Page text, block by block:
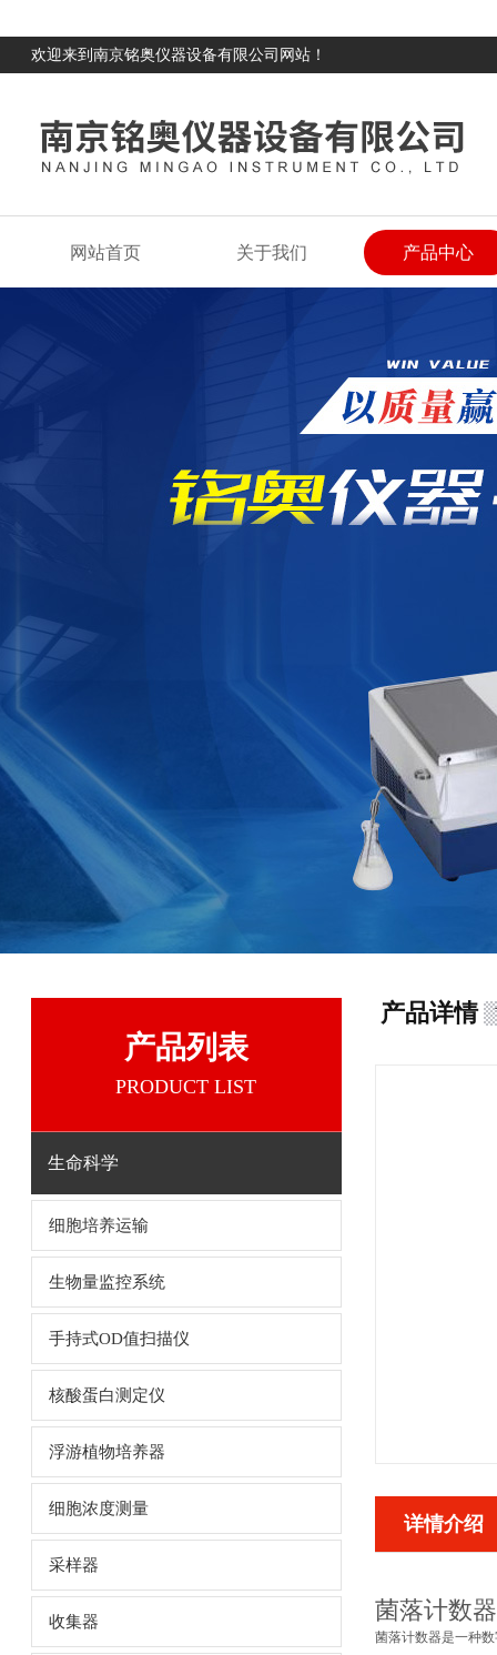
欢迎来到南京铭奥仪器设备有限公司网站！
网站首页 关于我们 产品中心
产品列表
PRODUCT LIST
生命科学
细胞培养运输
生物量监控系统
手持式OD值扫描仪
核酸蛋白测定仪
浮游植物培养器
细胞浓度测量
采样器
收集器
产品详情
详情介绍
菌落计数器
菌落计数器是一种